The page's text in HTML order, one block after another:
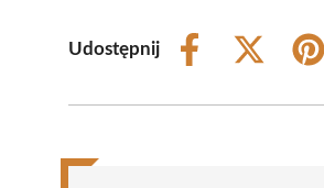
Udostępnij
Share
Share
(Twitter)